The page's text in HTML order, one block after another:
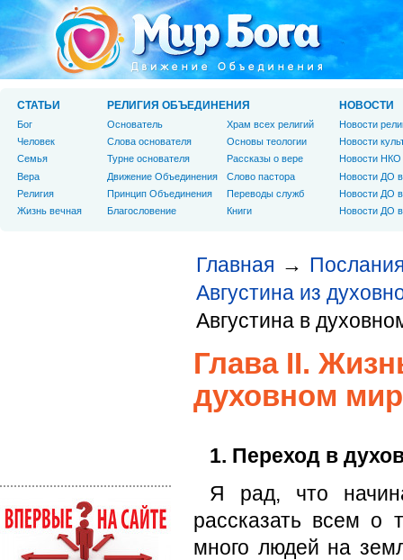
Главная →
Августина из
Августина в
Глава II.
духовном
1. Переход в
Я рад, что
рассказать всем о
много людей на
СТАТЬИ
Бог
Человек
Cемья
Вера
Религия
Жизнь вечная
РЕЛИГИЯ ОБЪЕДИНЕНИЯ
Основатель
Слова основателя
Турне основателя
Движение Объединения
Принцип Объединения
Благословение
Храм всех религий
Основы теологии
Рассказы о вере
Слово пастора
Переводы служб
Книги
НОВОСТИ
Новости
Новости
Новости НКО
Новости ДО
Новости ДО
Новости ДО